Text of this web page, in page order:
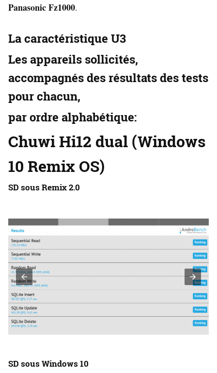
Panasonic Fz1000.
La caractéristique U3
Les appareils sollicités,
accompagnés des résultats des tests
pour chacun,
par ordre alphabétique:
Chuwi Hi12 dual (Windows
10 Remix OS)
SD sous Remix 2.0
SD sous Windows 10